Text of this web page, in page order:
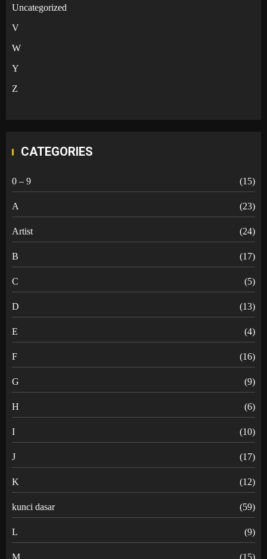
Uncategorized
V
W
Y
Z
CATEGORIES
0 – 9 (15)
A (23)
Artist (24)
B (17)
C (5)
D (13)
E (4)
F (16)
G (9)
H (6)
I (10)
J (17)
K (12)
kunci dasar (59)
L (9)
M (15)